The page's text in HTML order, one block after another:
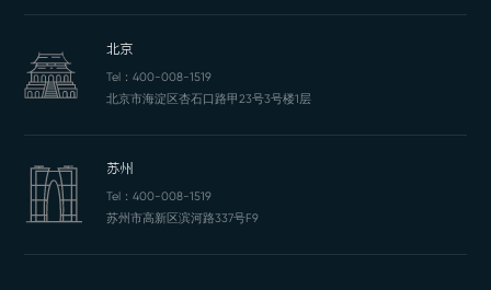
北京
Tel： 400-008-1519
北京市海淀区杏石口路甲23号3号楼1层
苏州
Tel： 400-008-1519
苏州市高新区滨河路337号F9